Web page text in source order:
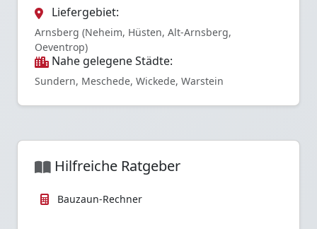
Liefergebiet:
Arnsberg (Neheim, Hüsten, Alt-Arnsberg,
Oeventrop)
Nahe gelegene Städte:
Sundern, Meschede, Wickede, Warstein
Hilfreiche Ratgeber
Bauzaun-Rechner